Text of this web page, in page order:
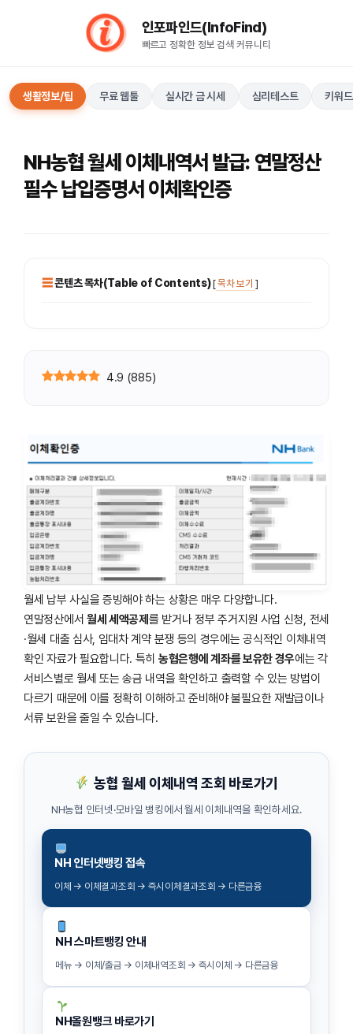
인포파인드(InfoFind)​​​​
빠르고 정확한 정보 검색 커뮤니티
생활정보/팁 무료 웹툴 실시간 금 시세 심리테스트 키워
NH농협 월세 이체내역서 발급: 연말정산
필수 납입증명서 이체확인증
콘텐츠 목차(Table of Contents)[목차 보기 ]
4.9 (885)
월세 납부 사실을 증빙해야 하는 상황은 매우 다양합니다.
연말정산에서 월세 세액공제 를 받거나 정부 주거지원 사업 신청, 전세
·월세 대출 심사, 임대차 계약 분쟁 등의 경우에는 공식적인 이체내역
확인 자료가 필요합니다. 특히 농협은행에 계좌를 보유한 경우에는 각
서비스별로 월세 또는 송금 내역을 확인하고 출력할 수 있는 방법이
다르기 때문에 이를 정확히 이해하고 준비해야 불필요한 재발급이나
서류 보완을 줄일 수 있습니다.
농협 월세 이체내역 조회 바로가기
NH농협 인터넷·모바일 뱅킹에서 월세 이체내역을 확인하세요.
NH 인터넷뱅킹 접속
이체 → 이체결과조회 → 즉시이체결과조회 → 다른금융
NH 스마트뱅킹 안내
메뉴 → 이체/출금 → 이체내역조회 → 즉시이체 → 다른금융
NH올원뱅크 바로가기